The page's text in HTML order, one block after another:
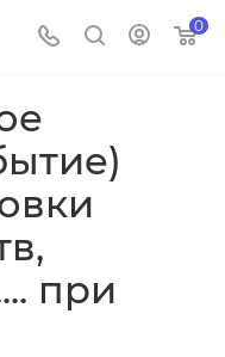
0
при